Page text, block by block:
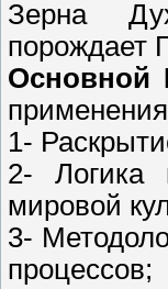
Зерна
порождает
1-
2- Логика
мировой
3-
процессов;